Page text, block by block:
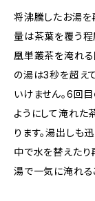
将沸騰したお湯を
量は茶葉を覆う程
凰単叢茶を淹れる
の湯は3秒を超え
いけません。6回
ようにして淹れた
ります。湯出しも
中で水を替えたり
湯で一気に淹れる